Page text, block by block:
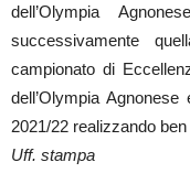
dell’Olympia
successivamente
campionato di
dell’Olympia
2021/22 realizzando ben
Uff. stampa